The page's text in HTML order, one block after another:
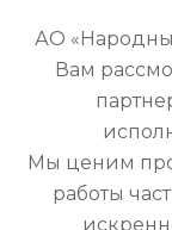
АО
Вам
Мы ценим
работы